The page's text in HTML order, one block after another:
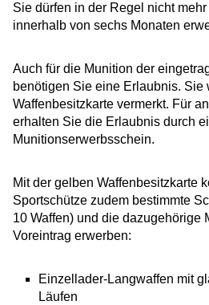
Sie dürfen in der Regel nicht
innerhalb von sechs Monaten
Auch für die Munition der
benötigen Sie eine Erlaubnis. Sie
Waffenbesitzkarte vermerkt. Für
erhalten Sie die Erlaubnis durch
Munitionserwerbsschein.
Mit der gelben Waffenbesitzkarte
Sportschütze zudem bestimmte
10 Waffen) und die dazugehörige
Voreintrag erwerben:
Einzellader-Langwaffen mit
Läufen